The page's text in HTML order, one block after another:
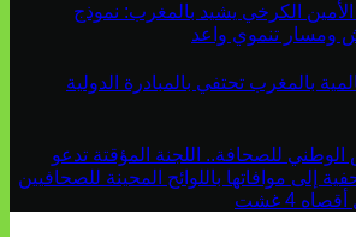
الأمين الكرخي يشيد بالمغرب: نموذج
ومسار تنموي واعد
بالمغرب تحتفي بالمبادرة الدولية
الوطني للصحافة.. اللجنة المؤقتة تدعو
إلى موافاتها باللوائح المحينة للصحافيين
4 غشت